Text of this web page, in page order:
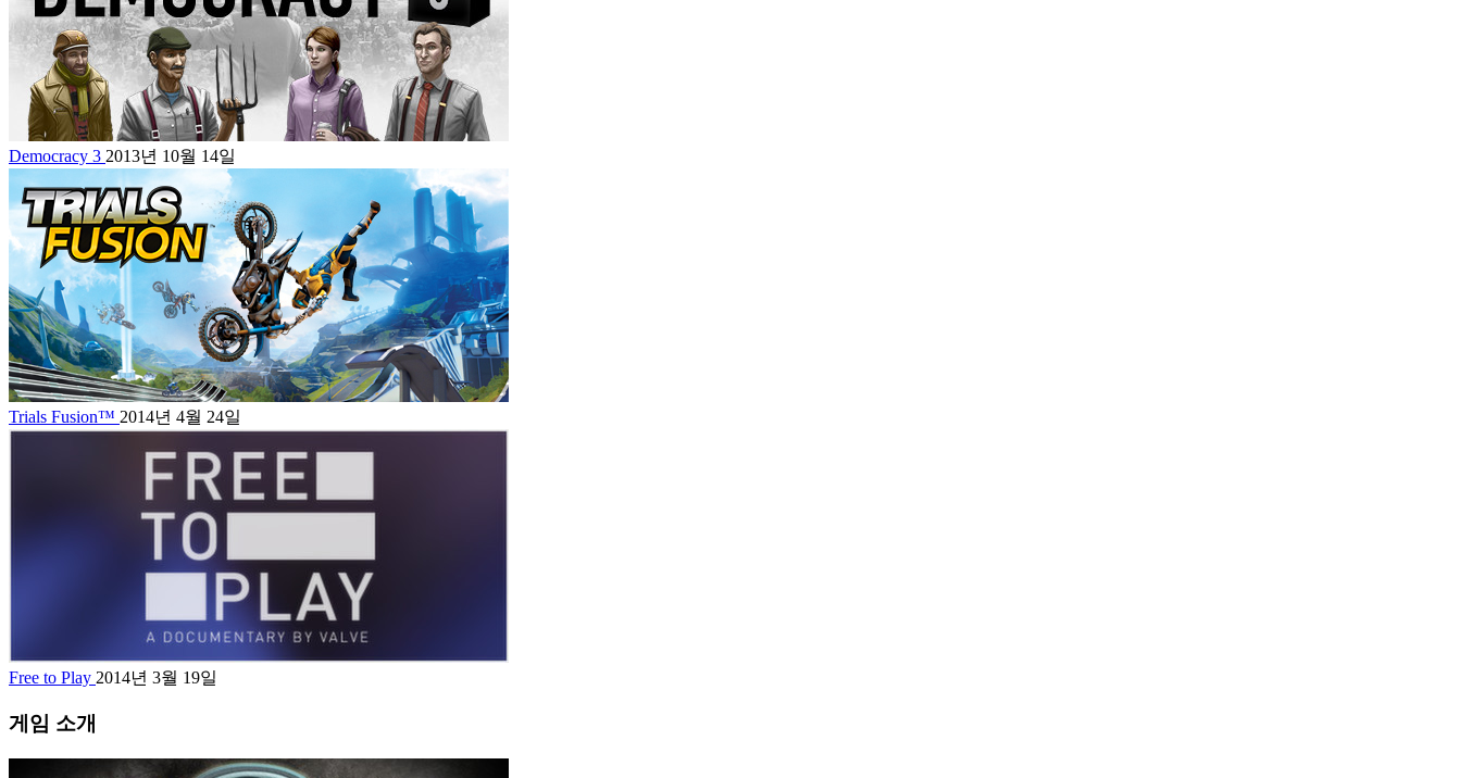
Democracy 3 2013년 10월 14일
Trials Fusion™ 2014년 4월 24일
Free to Play 2014년 3월 19일
게임 소개